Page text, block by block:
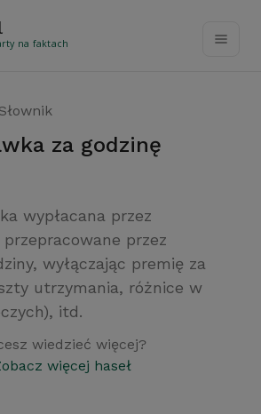
na faktach
Słownik
za godzinę
wypłacana przez
przez
wyłączając premię za
utrzymania, różnice w
itd.
wiedzieć więcej?
więcej haseł